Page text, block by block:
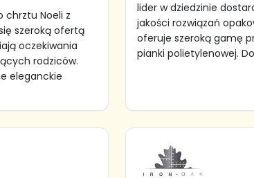
chrztu Noeli z
szeroką ofertą
oczekiwania
rodziców.
eleganckie
lider w dziedzinie
jakości rozwiązań
oferuje szeroką gamę
pianki polietylenowej.